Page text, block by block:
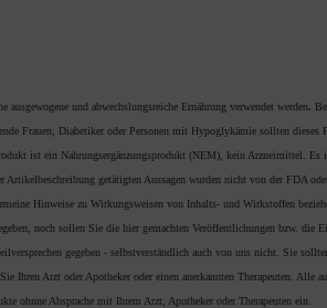
und abwechslungsreiche Ernährung verwendet werden.
Frauen, Diabetiker oder Personen mit Hypoglykämie sollten
ist ein Nahrungsergänzungsprodukt (NEM), kein Arzneimittel.
Artikelbeschreibung getätigten Aussagen wurden nicht von der FDA
Hinweise zu Wirkungsweisen von Inhalts- und Wirkstoffen
noch sollen Sie die hier gemachten Veröffentlichungen bzw. die
gegeben - selbstverständlich auch von uns nicht. Sie
Ihren Arzt oder Apotheker oder einen anerkannten Therapeuten.
ohnne Absprache mit Ihrem Arzt, Apotheker oder Therapeuten ein.